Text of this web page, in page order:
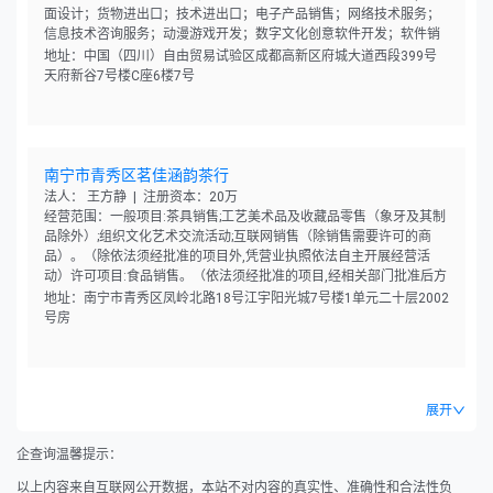
面设计；货物进出口；技术进出口；电子产品销售；网络技术服务；
信息技术咨询服务；动漫游戏开发；数字文化创意软件开发；软件销
售。（除依法须经批准的项目外，凭营业执照依法自主开展经营活
动）
地址：中国（四川）自由贸易试验区成都高新区府城大道西段399号
天府新谷7号楼C座6楼7号
南宁市青秀区茗佳涵韵茶行
法人： 王方静 | 注册资本：20万
经营范围：一般项目:茶具销售;工艺美术品及收藏品零售（象牙及其制
品除外）;组织文化艺术交流活动;互联网销售（除销售需要许可的商
品）。（除依法须经批准的项目外,凭营业执照依法自主开展经营活
动）许可项目:食品销售。（依法须经批准的项目,经相关部门批准后方
可开展经营活动,具体经营项目以相关部门批准文件或许可证件为准）
地址：南宁市青秀区凤岭北路18号江宇阳光城7号楼1单元二十层2002
号房
展开
企查询温馨提示：
以上内容来自互联网公开数据，本站不对内容的真实性、准确性和合法性负